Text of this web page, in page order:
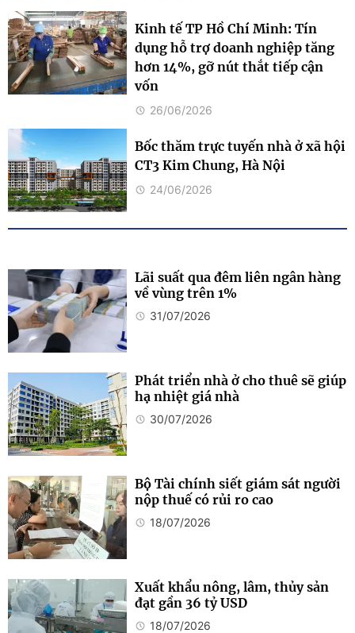
Kinh tế TP Hồ Chí Minh: Tín
dụng hỗ trợ doanh nghiệp tăng
hơn 14%, gỡ nút thắt tiếp cận
vốn
26/06/2026
Bốc thăm trực tuyến nhà ở xã hội
CT3 Kim Chung, Hà Nội
24/06/2026
Lãi suất qua đêm liên ngân hàng
về vùng trên 1%
31/07/2026
Phát triển nhà ở cho thuê sẽ giúp
hạ nhiệt giá nhà
30/07/2026
Bộ Tài chính siết giám sát người
nộp thuế có rủi ro cao
18/07/2026
Xuất khẩu nông, lâm, thủy sản
đạt gần 36 tỷ USD
18/07/2026